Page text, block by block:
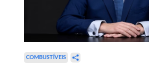
COMBUSTÍVEIS